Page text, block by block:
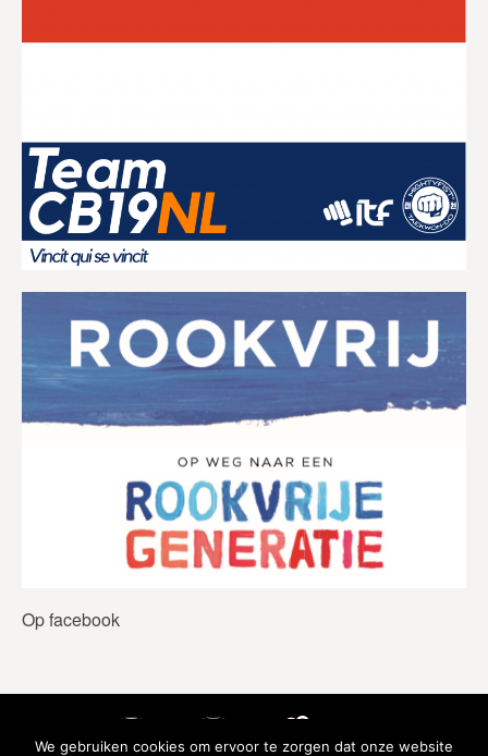
Op facebook
We gebruiken cookies om ervoor te zorgen dat onze website